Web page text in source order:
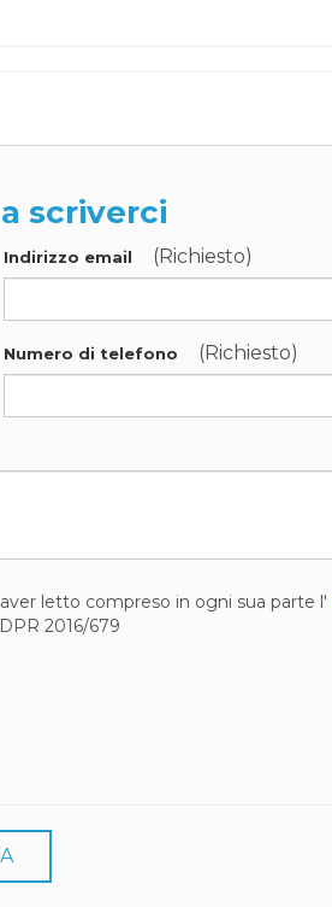
scriverci
Indirizzo email (Richiesto)
Numero di telefono (Richiesto)
letto compreso in ogni sua parte l'
2016/679